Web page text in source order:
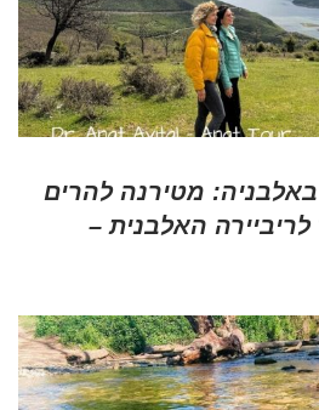
מטירנה להרים
האלבנית –